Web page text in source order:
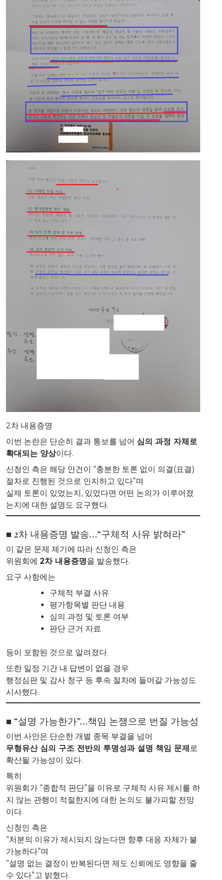
2차 내용증명
이번 논란은 단순히 결과 통보를 넘어 심의 과정 자체로
확대되는 양상이다.
신청인 측은 해당 안건이 “충분한 토론 없이 의결(표결)
절차로 진행된 것으로 인지하고 있다”며
실제 토론이 있었는지, 있었다면 어떤 논의가 이루어졌
는지에 대한 설명도 요구했다.
■ 2차 내용증명 발송…“구체적 사유 밝혀라”
이 같은 문제 제기에 따라 신청인 측은
위원회에 2차 내용증명을 발송했다.
요구 사항에는
구체적 부결 사유
평가항목별 판단 내용
심의 과정 및 토론 여부
판단 근거 자료
등이 포함된 것으로 알려졌다.
또한 일정 기간 내 답변이 없을 경우
행정심판 및 감사 청구 등 후속 절차에 들어갈 가능성도
시사했다.
■ “설명 가능한가”…책임 논쟁으로 번질 가능성
이번 사안은 단순한 개별 종목 부결을 넘어
무형유산 심의 구조 전반의 투명성과 설명 책임 문제 로
확산될 가능성이 있다.
특히
위원회가 “종합적 판단”을 이유로 구체적 사유 제시를 하
지 않는 관행이 적절한지에 대한 논의도 불가피할 전망
이다.
신청인 측은
“처분의 이유가 제시되지 않는다면 향후 대응 자체가 불
가능하다”며
“설명 없는 결정이 반복된다면 제도 신뢰에도 영향을 줄
수 있다”고 밝혔다.